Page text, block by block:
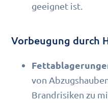
geeignet ist.
Vorbeugung durch
von
Brandrisiken zu